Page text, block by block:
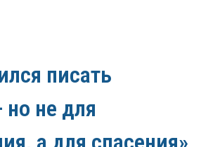
писать
не для